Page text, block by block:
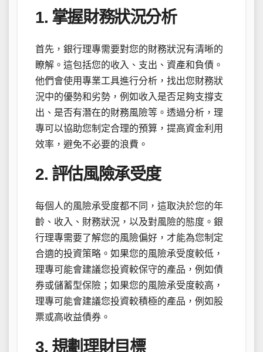
1. 掌握財務狀況分析
首先，銀行理專需要對您的財務狀況有清晰的
瞭解。這包括您的收入、支出、資產和負債。
他們會使用專業工具進行分析，找出您財務狀
況中的優勢和劣勢，例如收入是否足夠支撐支
出、是否有潛在的財務風險等。透過分析，理
專可以協助您制定合理的預算，提高資金利用
效率，避免不必要的浪費。
2. 評估風險承受度
每個人的風險承受度都不同，這取決於您的年
齡、收入、財務狀況，以及對風險的態度。銀
行理專需要了解您的風險偏好，才能為您制定
合適的投資策略。如果您的風險承受度較低，
理專可能會建議您投資較保守的產品，例如債
券或儲蓄型保險；如果您的風險承受度較高，
理專可能會建議您投資較積極的產品，例如股
票或高收益債券。
3. 規劃理財目標